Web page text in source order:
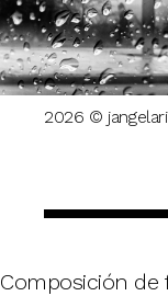
2026 ©
Composición